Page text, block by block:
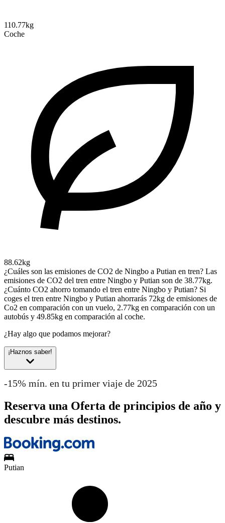
110.77kg
Coche
88.62kg
¿Cuáles son las emisiones de CO2 de Ningbo a Putian en tren? Las
emisiones de CO2 del tren entre Ningbo y Putian son de 38.77kg.
¿Cuánto CO2 ahorro tomando el tren entre Ningbo y Putian? Si
coges el tren entre Ningbo y Putian ahorrarás 72kg de emisiones de
Co2 en comparación con un vuelo, 2.77kg en comparación con un
autobús y 49.85kg en comparación al coche.
¿Hay algo que podamos mejorar?
¡Haznos saber!
-15% mín. en tu primer viaje de 2025
Reserva una Oferta de principios de año y
descubre más destinos.
Putian